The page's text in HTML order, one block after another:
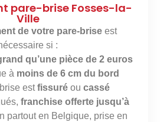
pare-brise Fosses-la-
Ville
de votre pare-brise est
si :
qu’une pièce de 2 euros
à moins de 6 cm du bord
estfissuré ou cassé
franchise offerte jusqu’à
partout en Belgique, prise en